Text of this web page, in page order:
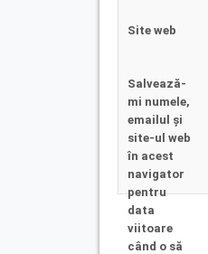
Site web
Salvează-
mi numele,
emailul și
site-ul web
în acest
navigator
pentru
data
viitoare
când o să